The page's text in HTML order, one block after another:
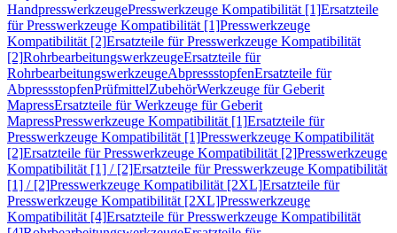
HandpresswerkzeugePresswerkzeuge Kompatibilität [1]Ersatzteile
für Presswerkzeuge Kompatibilität [1]Presswerkzeuge
Kompatibilität [2]Ersatzteile für Presswerkzeuge Kompatibilität
[2]RohrbearbeitungswerkzeugeErsatzteile für
RohrbearbeitungswerkzeugeAbpressstopfenErsatzteile für
AbpressstopfenPrüfmittelZubehörWerkzeuge für Geberit
MapressErsatzteile für Werkzeuge für Geberit
MapressPresswerkzeuge Kompatibilität [1]Ersatzteile für
Presswerkzeuge Kompatibilität [1]Presswerkzeuge Kompatibilität
[2]Ersatzteile für Presswerkzeuge Kompatibilität [2]Presswerkzeuge
Kompatibilität [1] / [2]Ersatzteile für Presswerkzeuge Kompatibilität
[1] / [2]Presswerkzeuge Kompatibilität [2XL]Ersatzteile für
Presswerkzeuge Kompatibilität [2XL]Presswerkzeuge
Kompatibilität [4]Ersatzteile für Presswerkzeuge Kompatibilität